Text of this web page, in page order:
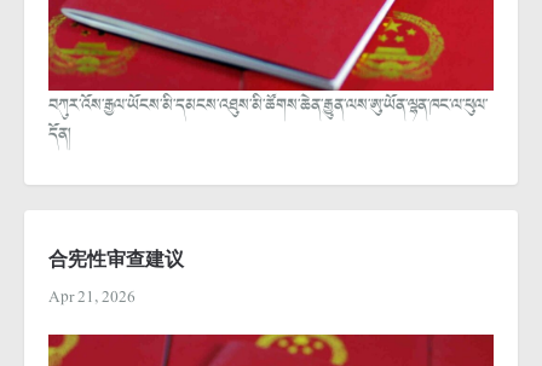
བཀུར་འོས་རྒྱལ་ཡོངས་མི་དམངས་འཐུས་མི་ཚོགས་ཆེན་རྒྱུན་ལས་ཨུ་ཡོན་ལྷན་ཁང་ལ་ཕུལ་
དོན།
合宪性审查建议
Apr 21, 2026